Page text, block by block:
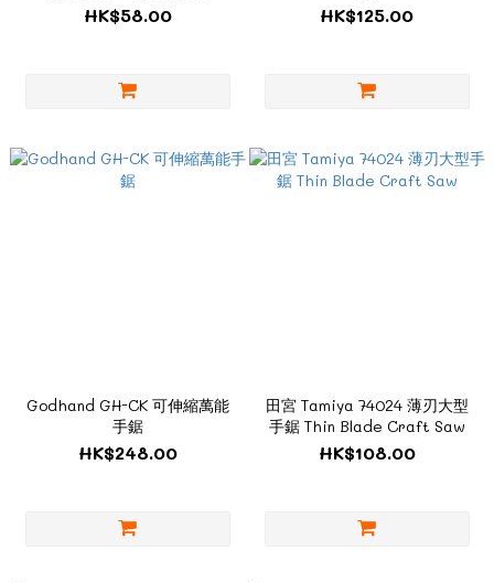
HK$58.00 HK$125.00
Godhand GH-CK 可伸縮萬能
手鋸
HK$248.00
田宮 Tamiya 74024 薄刃大型
手鋸 Thin Blade Craft Saw
HK$108.00